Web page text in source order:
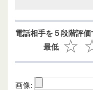
電話相手を５段階評価
最低
画像: